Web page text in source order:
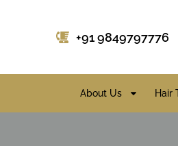
+91 9849797776
About Us Hair